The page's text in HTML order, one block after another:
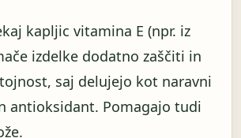
kapljic vitamina E (npr. iz
izdelke dodatno zaščiti in
saj delujejo kot naravni
antioksidant. Pomagajo tudi